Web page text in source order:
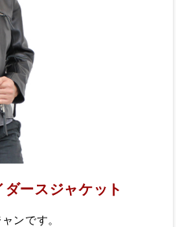
ースジャケット
ンです。